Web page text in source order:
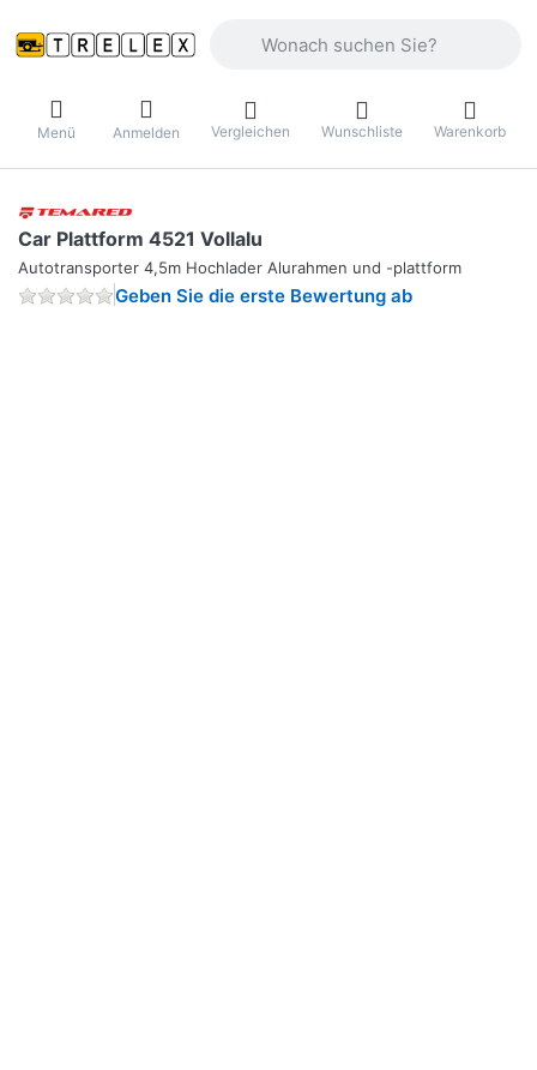
Menü Anmelden Vergleichen Wunschliste Warenkorb
Car Plattform 4521 Vollalu
Autotransporter 4,5m Hochlader Alurahmen und -plattform
Geben Sie die erste Bewertung ab